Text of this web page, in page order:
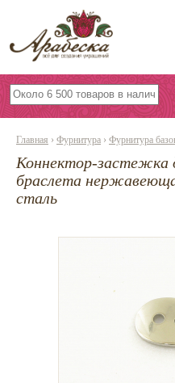
Бусины, подвески,
Бисер
Фурнитура
Проволока
Инструменты и
Шнуры, ленты,
По темам и
Главная › Фурнитура › Фурнитура
Коннектор-застежка
браслета
сталь